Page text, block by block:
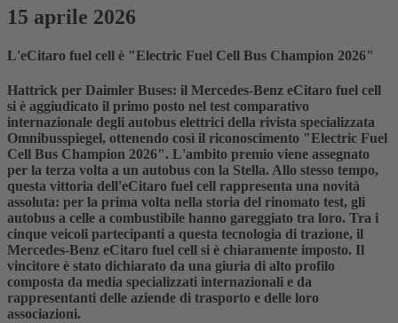
15 aprile 2026
L'eCitaro fuel cell è "Electric Fuel Cell Bus Champion 2026"
Hattrick per Daimler Buses: il Mercedes-Benz eCitaro fuel cell
si è aggiudicato il primo posto nel test comparativo
internazionale degli autobus elettrici della rivista specializzata
Omnibusspiegel, ottenendo così il riconoscimento "Electric Fuel
Cell Bus Champion 2026". L'ambito premio viene assegnato
per la terza volta a un autobus con la Stella. Allo stesso tempo,
questa vittoria dell'eCitaro fuel cell rappresenta una novità
assoluta: per la prima volta nella storia del rinomato test, gli
autobus a celle a combustibile hanno gareggiato tra loro. Tra i
cinque veicoli partecipanti a questa tecnologia di trazione, il
Mercedes-Benz eCitaro fuel cell si è chiaramente imposto. Il
vincitore è stato dichiarato da una giuria di alto profilo
composta da media specializzati internazionali e da
rappresentanti delle aziende di trasporto e delle loro
associazioni.